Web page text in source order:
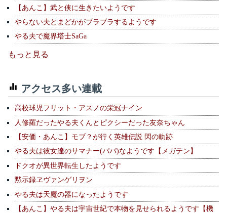
【あんこ】武と侠に生きたいようです
やらない夫とまどかがブラブラするようです
やる夫で魔界塔士SaGa
もっと見る
アクセス多い連載
高校球児フリット・アスノの栄冠ナイン
人修羅だったやる夫くんとピクシーだった友奈ちゃん
【安価・あんこ】モブ？が行く英雄伝説 閃の軌跡
やる夫は彼女達のサマナー(パパ)なようです【メガテン】
ドクオが異世界転生したようです
黙示録ヱヴァンゲリヲン
やる夫は天魔の器になったようです
【あんこ】やる夫は宇宙世紀で本物を見せられるようです【機